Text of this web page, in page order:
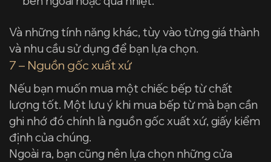
Và những tính năng khác, tùy vào từng giá thành
và nhu cầu sử dụng để bạn lựa chọn.
7 – Nguồn gốc xuất xứ
Nếu bạn muốn mua một chiếc bếp từ chất
lượng tốt. Một lưu ý khi mua bếp từ mà bạn cần
ghi nhớ đó chính là nguồn gốc xuất xứ, giấy kiểm
định của chúng.
Ngoài ra, bạn cũng nên lựa chọn những cửa